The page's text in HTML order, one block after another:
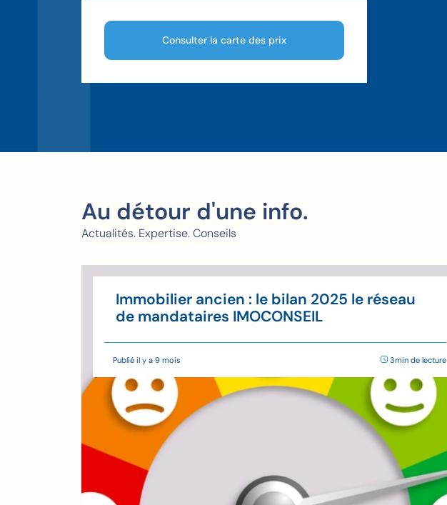
Consulter la carte des prix
Au détour d'une info.
Actualités. Expertise. Conseils
Immobilier ancien : le bilan 2025 le réseau
de mandataires IMOCONSEIL
Publié il y a 9 mois 3min de lecture